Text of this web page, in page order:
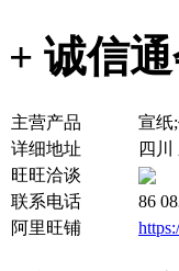
+ 诚信
主营产品
宣纸
详细地址
四
旺旺洽谈
联系电话
86
阿里旺铺